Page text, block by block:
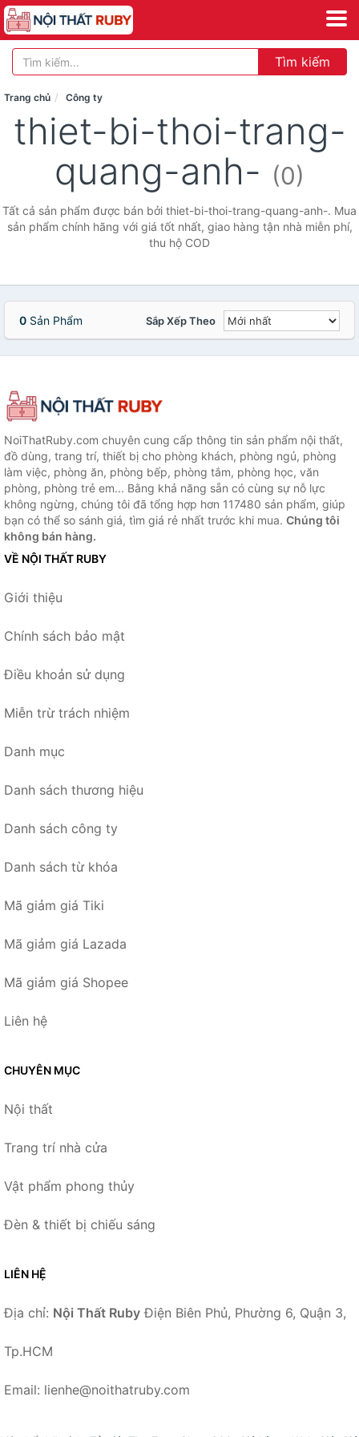
Tìm kiếm
Trang chủ Công ty
thiet-bi-thoi-trang-
quang-anh- (0)
Tất cả sản phẩm được bán bởi thiet-bi-thoi-trang-quang-anh-. Mua
sản phẩm chính hãng với giá tốt nhất, giao hàng tận nhà miễn phí,
thu hộ COD
0 Sản Phẩm Sắp Xếp Theo
NoiThatRuby.com chuyên cung cấp thông tin sản phẩm nội thất,
đồ dùng, trang trí, thiết bị cho phòng khách, phòng ngủ, phòng
làm việc, phòng ăn, phòng bếp, phòng tắm, phòng học, văn
phòng, phòng trẻ em... Bằng khả năng sẵn có cùng sự nỗ lực
không ngừng, chúng tôi đã tổng hợp hơn 117480 sản phẩm, giúp
bạn có thể so sánh giá, tìm giá rẻ nhất trước khi mua. Chúng tôi
không bán hàng.
VỀ NỘI THẤT RUBY
Giới thiệu
Chính sách bảo mật
Điều khoản sử dụng
Miễn trừ trách nhiệm
Danh mục
Danh sách thương hiệu
Danh sách công ty
Danh sách từ khóa
Mã giảm giá Tiki
Mã giảm giá Lazada
Mã giảm giá Shopee
Liên hệ
CHUYÊN MỤC
Nội thất
Trang trí nhà cửa
Vật phẩm phong thủy
Đèn & thiết bị chiếu sáng
LIÊN HỆ
Địa chỉ: Nội Thất Ruby Điện Biên Phủ, Phường 6, Quận 3,
Tp.HCM
Email: lienhe@noithatruby.com